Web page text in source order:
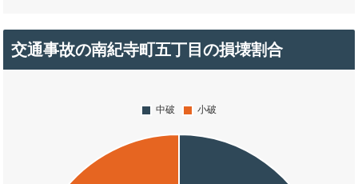
交通事故の南紀寺町五丁目の損壊割合